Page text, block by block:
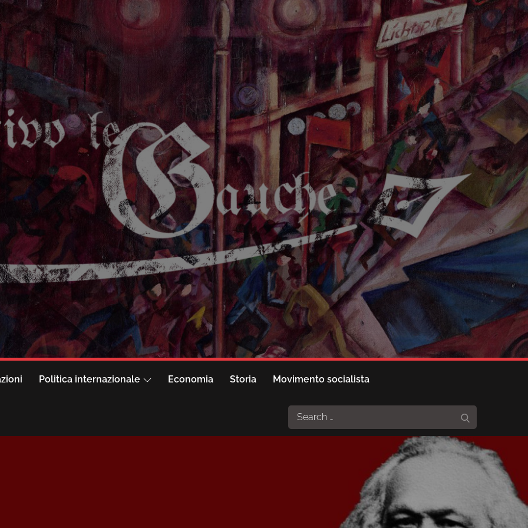
Politica internazionale Economia Storia Movimento socialista
Search
for: